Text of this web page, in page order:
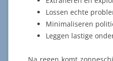
Lossen echte
Minimaliseren
Leggen lastige
Na regen komt